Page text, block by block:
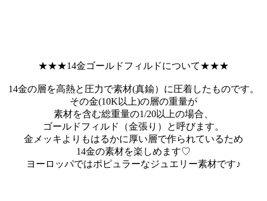
★★★14金ゴールドフィルドについて★★★
14金の層を高熱と圧力で素材(真鍮）に圧着したものです。
その金(10K以上)の層の重量が
素材を含む総重量の1/20以上の場合、
ゴールドフィルド（金張り）と呼びます。
金メッキよりもはるかに厚い層で作られているため
14金の素材を楽しめます♡
ヨーロッパではポピュラーなジュエリー素材です♪